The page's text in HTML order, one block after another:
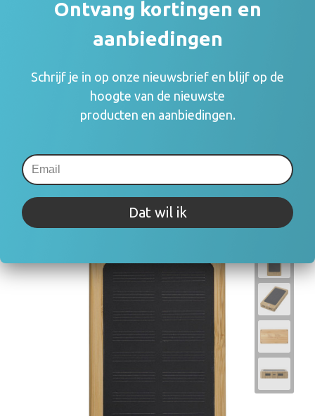
Indien de staffels niet aanwezig zijn moet je
eerst een optie hierboven selecteren
×
Gerelateerde producten
Ontvang kortingen en
aanbiedingen
Schrijf je in op onze nieuwsbrief en blijf op de
hoogte van de nieuwste
producten en aanbiedingen.
Dat wil ik